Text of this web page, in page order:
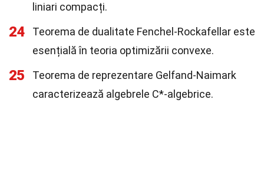
liniari compacți.
24
Teorema de dualitate Fenchel-Rockafellar este
esențială în teoria optimizării convexe.
25
Teorema de reprezentare Gelfand-Naimark
caracterizează algebrele C*-algebrice.